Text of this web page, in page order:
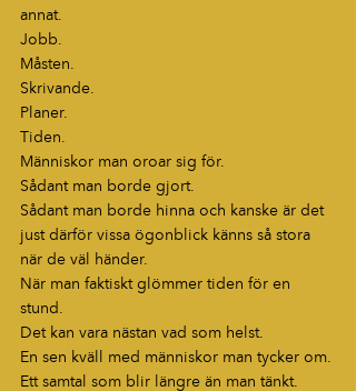
annat.
Jobb.
Måsten.
Skrivande.
Planer.
Tiden.
Människor man oroar sig för.
Sådant man borde gjort.
Sådant man borde hinna och kanske är det
just därför vissa ögonblick känns så stora
när de väl händer.
När man faktiskt glömmer tiden för en
stund.
Det kan vara nästan vad som helst.
En sen kväll med människor man tycker om.
Ett samtal som blir längre än man tänkt.